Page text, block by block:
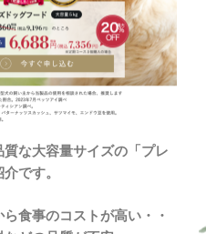
な大容量サイズの「プレ
です。
食事のコストが高い・・